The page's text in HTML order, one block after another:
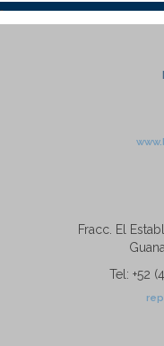
Fracc. El
Tel: +52